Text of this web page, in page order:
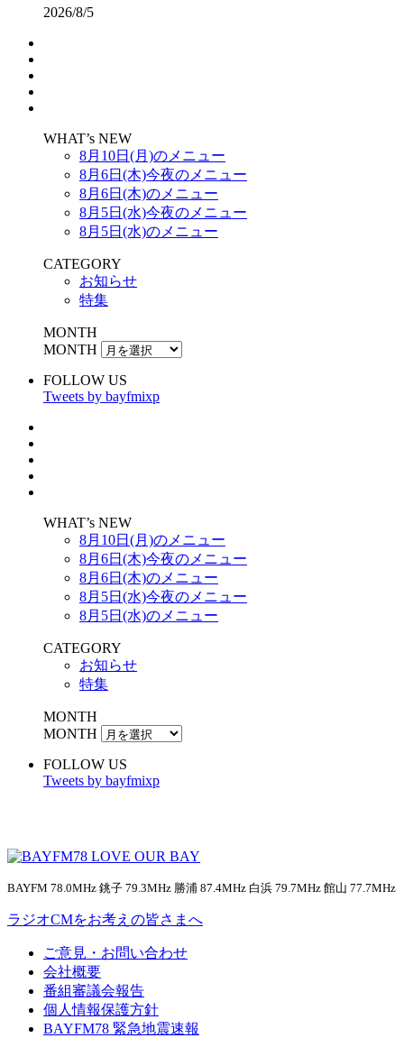
2026/8/5
WHAT’s NEW
8月10日(月)のメニュー
8月6日(木)今夜のメニュー
8月6日(木)のメニュー
8月5日(水)今夜のメニュー
8月5日(水)のメニュー
CATEGORY
お知らせ
特集
MONTH
MONTH
FOLLOW US
Tweets by bayfmixp
WHAT’s NEW
8月10日(月)のメニュー
8月6日(木)今夜のメニュー
8月6日(木)のメニュー
8月5日(水)今夜のメニュー
8月5日(水)のメニュー
CATEGORY
お知らせ
特集
MONTH
MONTH
FOLLOW US
Tweets by bayfmixp
BAYFM 78.0MHz 銚子 79.3MHz 勝浦 87.4MHz 白浜 79.7MHz 館山 77.7MHz
ラジオCMをお考えの皆さまへ
ご意見・お問い合わせ
会社概要
番組審議会報告
個人情報保護方針
BAYFM78 緊急地震速報